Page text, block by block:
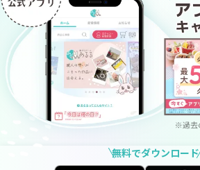
無料でダウンロード